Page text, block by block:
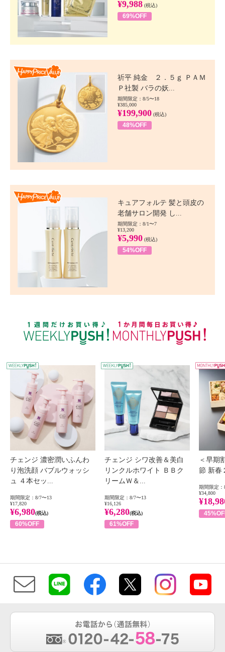
¥9,988 (税込)
69%OFF
祈平 純金 ２．５ｇ ＰＡＭ
Ｐ社製 バラの妖...
期間限定：8/5〜18
¥385,000
¥199,900 (税込)
48%OFF
キュアフォルテ 髪と頭皮の
老舗サロン開発 し...
期間限定：8/1〜7
¥13,200
¥5,990 (税込)
54%OFF
WEEKLY PUSH
チェンジ 濃密潤いふんわ
り泡洗顔 バブルウォッシ
ュ ４本セッ...
期間限定：8/7〜13
¥17,820
¥6,980(税込)
60%OFF
チェンジ シワ改善＆美白
リンクルホワイト ＢＢク
リームＷ＆...
期間限定：8/7〜13
¥16,126
¥6,280(税込)
61%OFF
＜早期
節 新春
期間限定：
¥34,800